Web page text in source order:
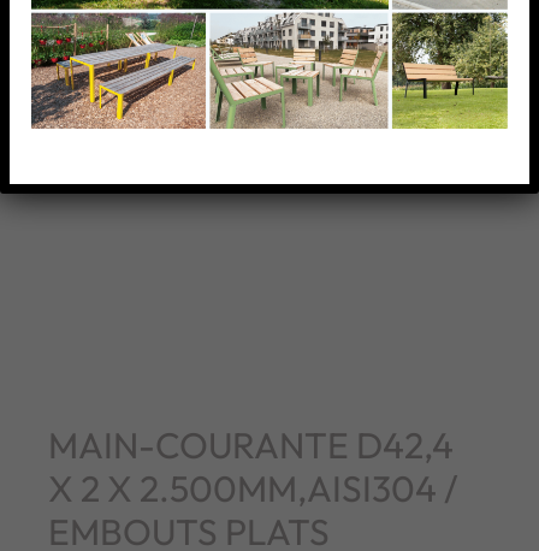
MAIN-COURANTE D42,4
X 2 X 2.500MM,AISI304 /
EMBOUTS PLATS